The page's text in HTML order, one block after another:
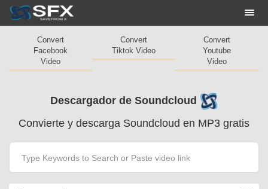
Convert
Facebook
Video
Convert
Tiktok Video
Convert
Youtube
Video
Descargador de Soundcloud
Convierte y descarga Soundcloud en MP3 gratis